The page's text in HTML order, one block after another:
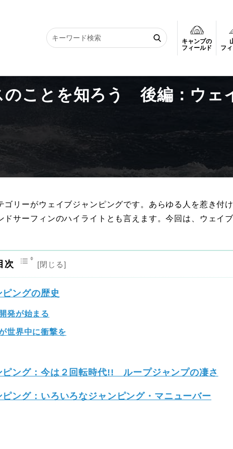
キャンプの
フィールド
フ
ンスのことを知ろう 後編：ウェイブジャンピング
のことを知ろう 後編：ウェ
リーがウェイブジャンピングです。あらゆる人を惹き付
サーフィンのハイライトとも言えます。今回は、ウェイ
次
ングの歴史
発が始まる
世界中に衝撃を
ピング：今は２回転時代!! ループジャンプの凄さ
ング：いろいろなジャンピング・マニューバー